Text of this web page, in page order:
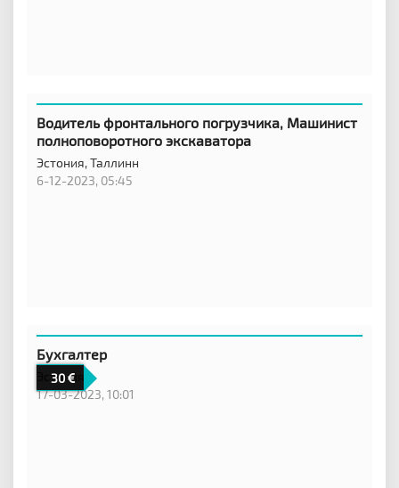
Водитель фронтального погрузчика, Машинист
полноповоротного экскаватора
Эстония,Таллинн
6-12-2023, 05:45
30
Бухгалтер
Эстония,
17-03-2023, 10:01